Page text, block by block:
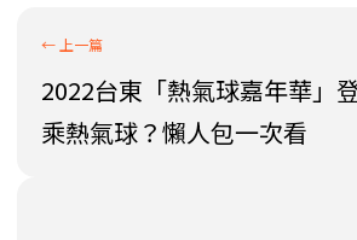
2022台東「熱氣球嘉年華」
乘熱氣球？懶人包一次看